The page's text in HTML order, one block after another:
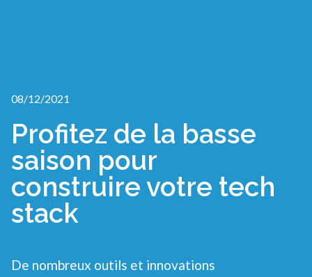
08/12/2021
Profitez de la basse
saison pour
construire votre tech
stack
De nombreux outils et innovations